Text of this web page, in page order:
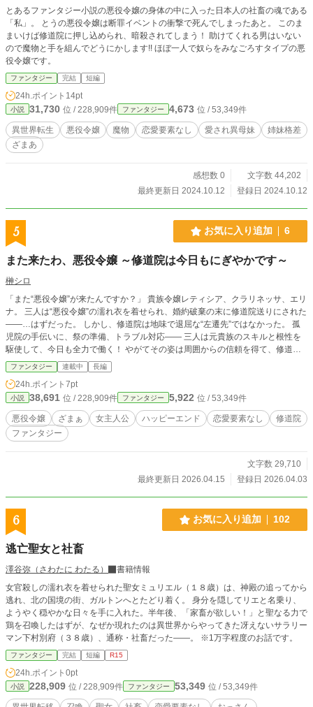
とあるファンタジー小説の悪役令嬢の身体の中に入った日本人の社畜の魂である
「私」。 とうの悪役令嬢は断罪イベントの衝撃で死んでしまったあと。 このま
まいけば修道院に押し込められ、暗殺されてしまう！ 助けてくれる男はいない
ので魔物と手を組んでどうにかします!! ほぼ一人で奴らをみなごろすタイプの悪
役令嬢です。
ファンタジー 完結 短編
24h.ポイント 14pt
小説 31,730 位 / 228,909件 ファンタジー 4,673 位 / 53,349件
異世界転生 悪役令嬢 魔物 恋愛要素なし 愛され異母妹
姉妹格差
ざまあ
感想数 0
文字数 44,202
最終更新日 2024.10.12
登録日 2024.10.12
5 お気に入り追加 6
また来たわ、悪役令嬢 ～修道院は今日もにぎやかです～
榊シロ
「また“悪役令嬢”が来たんですか？」 貴族令嬢レティシア、クラリネッサ、エリ
ナ。 三人は“悪役令嬢”の濡れ衣を着せられ、婚約破棄の末に修道院送りにされた
――…はずだった。 しかし、修道院は地味で退屈な“左遷先”ではなかった。 孤
児院の手伝いに、祭の準備、トラブル対応―― 三人は元貴族のスキルと根性を
駆使して、今日も全力で働く！ やがてその姿は周囲からの信頼を得て、修道院
にとってなくてはならない存在に。 一方、彼女たちを裏切った元婚約者たち
は……？ 「……私は、いったい今まで、なにを見てきていたんだ……」 「あの
女……卑しい平民に落ちたはずなのに……！」 「……まるで、太陽だな……」
見放された令嬢たちは、第二の人生で幸せに生きる！ ちょっぴりざまぁ、でも
心温まる“元悪役令嬢”の、修道院大奮闘なんちゃってほのぼのコメディ！ ※カク
ヨム・えブリスタ・小説家になろうにて同時掲載中 悪役令嬢ものでたまに修道
院送りってあるけど、送られる修道院もたまったもんじゃないだろうな、なんて
が出てきたり、外国語も混じっていたりしますが、転生要素は特にありません。
ファンタジー 連載中 長編
24h.ポイント 7pt
小説 38,691 位 / 228,909件 ファンタジー 5,922 位 / 53,349件
悪役令嬢 ざまぁ 女主人公 ハッピーエンド 恋愛要素なし
修道院
ファンタジー
文字数 29,710
最終更新日 2026.04.15
登録日 2026.04.03
6 お気に入り追加 102
逃亡聖女と社畜
澤谷弥（さわたに わたる）
書籍情報
女官殺しの濡れ衣を着せられた聖女ミュリエル（１８歳）は、神殿の追ってから
逃れ、北の国境の街、ガルトンへとたどり着く。 身分を隠してリエと名乗り、
ようやく穏やかな日々を手に入れた。半年後、「家畜が欲しい！」と聖なる力で
鶏を召喚したはずが、なぜか現れたのは異世界からやってきた冴えないサラリー
マン下村別府（３８歳）、通称・社畜だった――。 ※1万字程度のお話です。
ファンタジー 完結 短編 R15
24h.ポイント 0pt
小説 228,909 位 / 228,909件 ファンタジー 53,349 位 / 53,349件